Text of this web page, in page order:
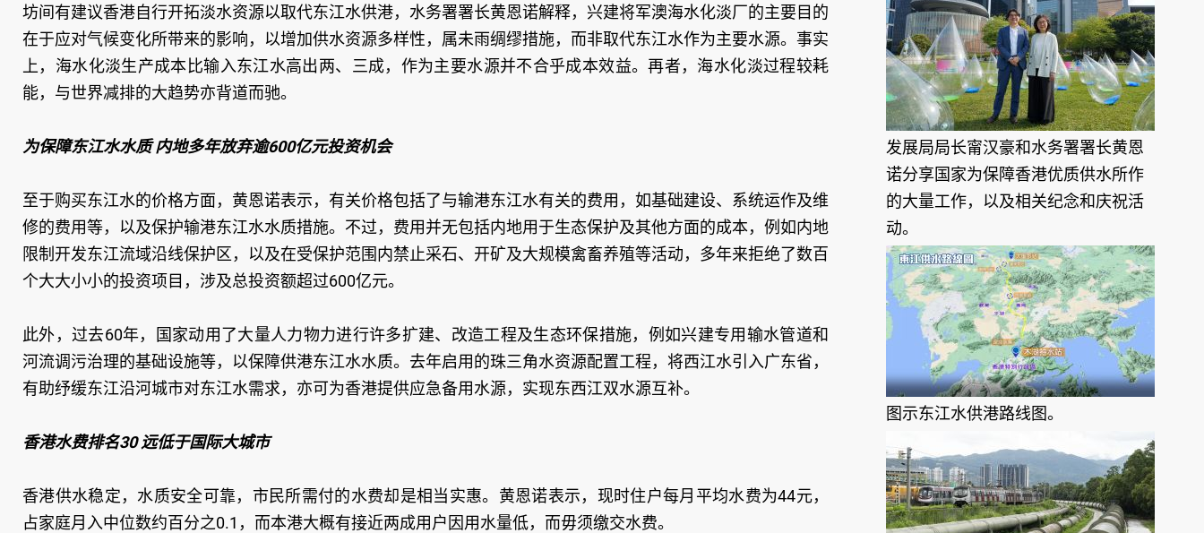
坊间有建议香港自行开拓淡水资源以取代东江水供港，水务署署长黄恩诺解释，兴建将军澳海水化淡厂的主要目的
在于应对气候变化所带来的影响，以增加供水资源多样性，属未雨绸缪措施，而非取代东江水作为主要水源。事实
上，海水化淡生产成本比输入东江水高出两、三成，作为主要水源并不合乎成本效益。再者，海水化淡过程较耗
能，与世界减排的大趋势亦背道而驰。
为保障东江水水质 内地多年放弃逾600亿元投资机会
至于购买东江水的价格方面，黄恩诺表示，有关价格包括了与输港东江水有关的费用，如基础建设、系统运作及维
修的费用等，以及保护输港东江水水质措施。不过，费用并无包括内地用于生态保护及其他方面的成本，例如内地
限制开发东江流域沿线保护区，以及在受保护范围内禁止采石、开矿及大规模禽畜养殖等活动，多年来拒绝了数百
个大大小小的投资项目，涉及总投资额超过600亿元。
此外，过去60年，国家动用了大量人力物力进行许多扩建、改造工程及生态环保措施，例如兴建专用输水管道和
河流调污治理的基础设施等，以保障供港东江水水质。去年启用的珠三角水资源配置工程，将西江水引入广东省，
有助纾缓东江沿河城市对东江水需求，亦可为香港提供应急备用水源，实现东西江双水源互补。
香港水费排名30 远低于国际大城市
香港供水稳定，水质安全可靠，市民所需付的水费却是相当实惠。黄恩诺表示，现时住户每月平均水费为44元，
占家庭月入中位数约百分之0.1，而本港大概有接近两成用户因用水量低，而毋须缴交水费。
发展局局长甯汉豪和水务署署长黄恩
诺分享国家为保障香港优质供水所作
的大量工作，以及相关纪念和庆祝活
动。
图示东江水供港路线图。